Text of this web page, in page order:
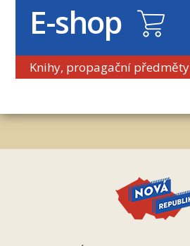
E-shop
Knihy, propagační předměty